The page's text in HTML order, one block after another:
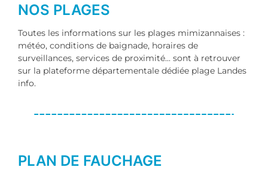
NOS PLAGES
Toutes les informations sur les plages mimizannaises :
météo, conditions de baignade, horaires de
surveillances, services de proximité... sont à retrouver
sur la plateforme départementale dédiée plage Landes
info.
PLAN DE FAUCHAGE